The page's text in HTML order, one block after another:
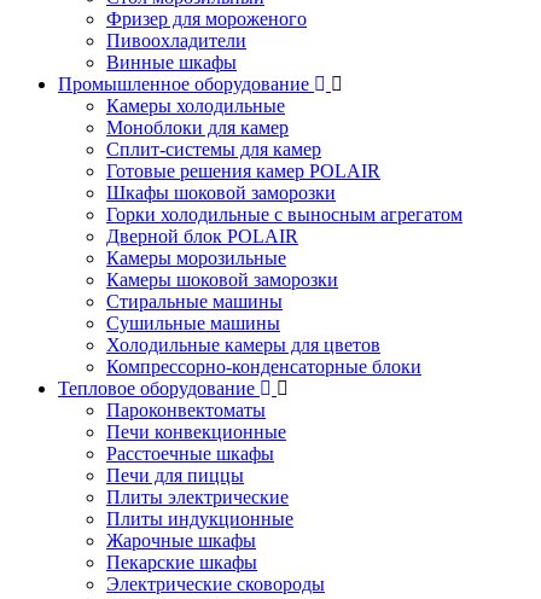
Фризер для мороженого
Пивоохладители
Винные шкафы
Промышленное оборудование
Камеры холодильные
Моноблоки для камер
Сплит-системы для камер
Готовые решения камер POLAIR
Шкафы шоковой заморозки
Горки холодильные с выносным агрегатом
Дверной блок POLAIR
Камеры морозильные
Камеры шоковой заморозки
Стиральные машины
Сушильные машины
Холодильные камеры для цветов
Компрессорно-конденсаторные блоки
Тепловое оборудование
Пароконвектоматы
Печи конвекционные
Расстоечные шкафы
Печи для пиццы
Плиты электрические
Плиты индукционные
Жарочные шкафы
Пекарские шкафы
Электрические сковороды